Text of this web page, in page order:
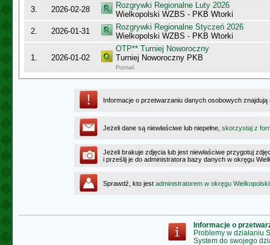
3.
2026-02-28
Rozgrywki Regionalne Luty 2026
Wielkopolski WZBS - PKB Wtorki
2.
2026-01-31
Rozgrywki Regionalne Styczeń 2026
Wielkopolski WZBS - PKB Wtorki
1. 2026-01-02
OTP** Turniej Noworoczny
Turniej Noworoczny PKB
Poznań
Informacje o przetwarzaniu danych osobowych
Jeżeli dane są niewłaściwe lub niepełne, skorzystaj z
Jeżeli brakuje zdjęcia lub jest niewłaściwe przygotuj
i prześlij je do administratora bazy danych w okręgu
Sprawdź, kto jest administratorem w okręgu
Informacje o
Problemy w działaniu
System do swojego